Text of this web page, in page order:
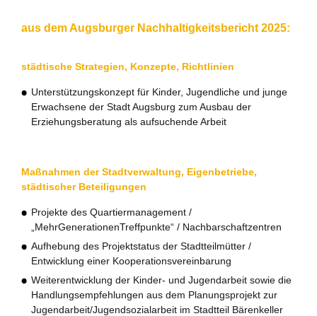
Aktuelles
Mitmachen ?
aus dem Augsburger Nachhaltigkeitsbericht 2025:
städtische Strategien, Konzepte, Richtlinien
Unterstützungskonzept für Kinder, Jugendliche und junge
Erwachsene der Stadt Augsburg zum Ausbau der
Erziehungsberatung als aufsuchende Arbeit
Maßnahmen der Stadtverwaltung, Eigenbetriebe,
städtischer Beteiligungen
Projekte des Quartiermanagement /
„MehrGenerationenTreffpunkte“ / Nachbarschaftzentren
Aufhebung des Projektstatus der Stadtteilmütter /
Entwicklung einer Kooperationsvereinbarung
Weiterentwicklung der Kinder- und Jugendarbeit sowie die
Handlungsempfehlungen aus dem Planungsprojekt zur
Jugendarbeit/Jugendsozialarbeit im Stadtteil Bärenkeller